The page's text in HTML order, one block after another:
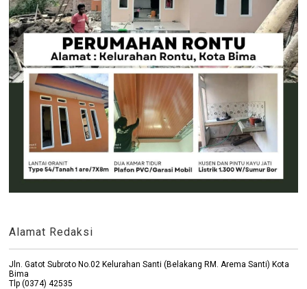
Alamat Redaksi
Jln. Gatot Subroto No.02 Kelurahan Santi (Belakang RM. Arema Santi) Kota
Bima
Tlp (0374) 42535